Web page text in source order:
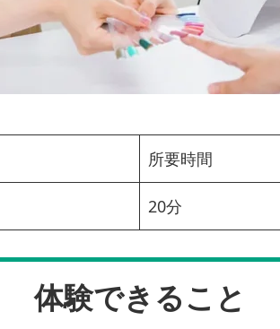
所要時間
20分
体験できること